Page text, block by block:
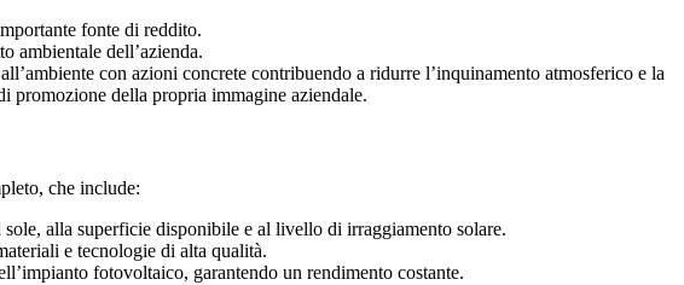
fonte di reddito.
ambientale dell’azienda.
con azioni concrete contribuendo a ridurre l’inquinamento atmosferico e la
promozione della propria immagine aziendale.
che include:
alla superficie disponibile e al livello di irraggiamento solare.
e tecnologie di alta qualità.
fotovoltaico, garantendo un rendimento costante.